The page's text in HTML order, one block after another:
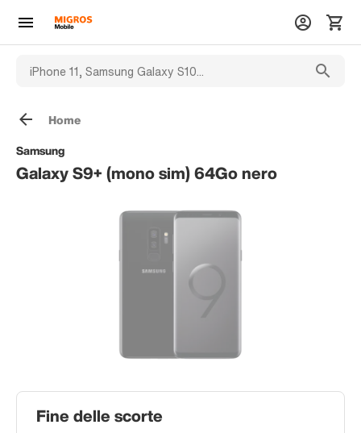
Home
Samsung
Galaxy S9+ (mono sim) 64Go nero
Fine delle scorte